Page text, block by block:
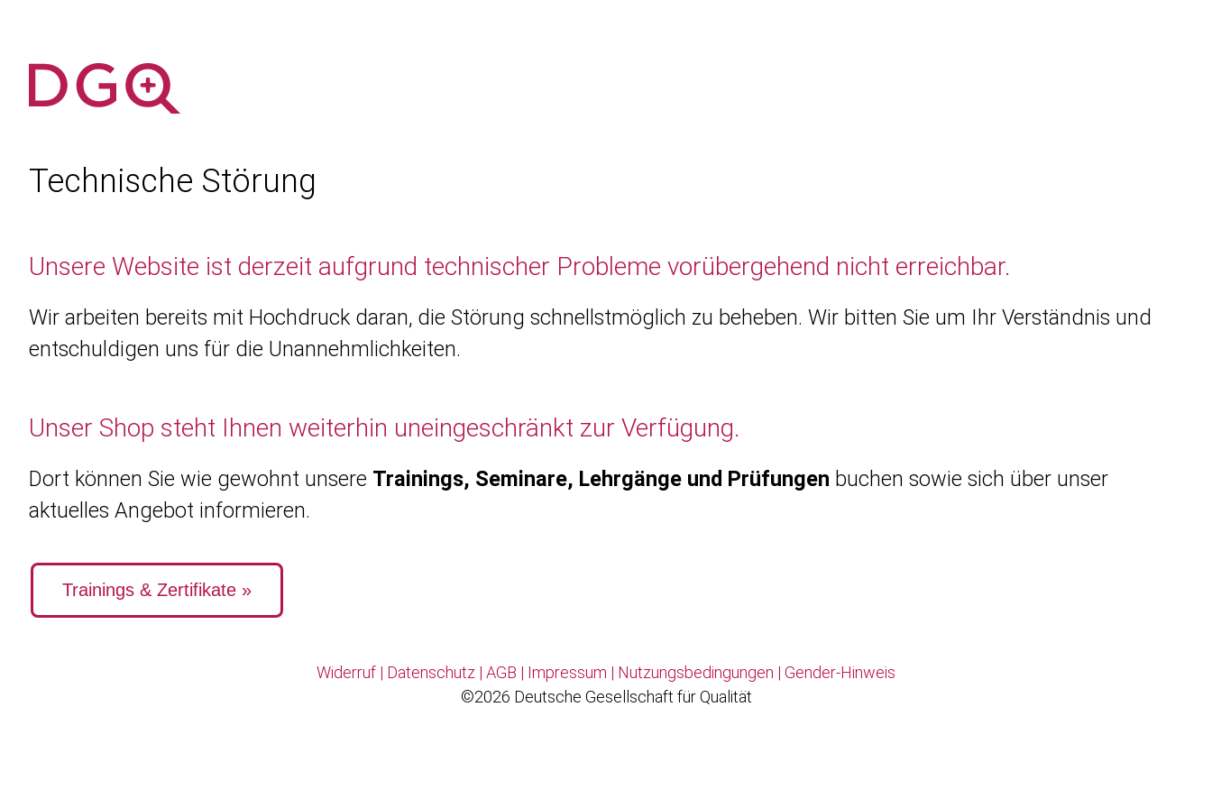
Technische Störung
Unsere Website ist derzeit aufgrund technischer Probleme vorübergehend nicht erreichbar.
Wir arbeiten bereits mit Hochdruck daran, die Störung schnellstmöglich zu beheben. Wir bitten Sie um Ihr Verständnis und
entschuldigen uns für die Unannehmlichkeiten.
Unser Shop steht Ihnen weiterhin uneingeschränkt zur Verfügung.
Dort können Sie wie gewohnt unsere Trainings, Seminare, Lehrgänge und Prüfungen buchen sowie sich über unser
aktuelles Angebot informieren.
Trainings & Zertifikate »
Widerruf | Datenschutz | AGB | Impressum | Nutzungsbedingungen | Gender-Hinweis
©2026 Deutsche Gesellschaft für Qualität